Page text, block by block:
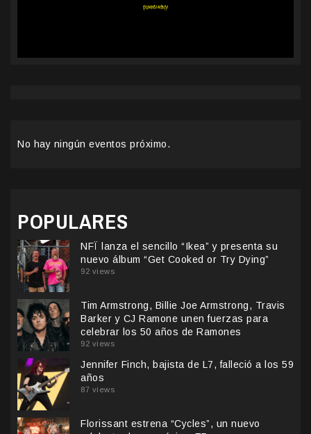
No hay ningún eventos próximo.
POPULARES
NFÏ lanza el sencillo “Ikea” y presenta su
nuevo álbum “Get Cooked or Try Dying”
92 views
Tim Armstrong, Billie Joe Armstrong, Travis
Barker y CJ Ramone unen fuerzas para
celebrar los 50 años de Ramones
92 views
Jennifer Finch, bajista de L7, falleció a los 59
años
87 views
Florissant estrena “Cycles”, un nuevo